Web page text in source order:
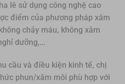
lê sử dụng công nghệ cao
điểm của phương pháp xăm
chảy máu, không xâm
dưỡng,…
cầu và điều kiện kinh tế, chị
phun/xăm môi phù hợp với